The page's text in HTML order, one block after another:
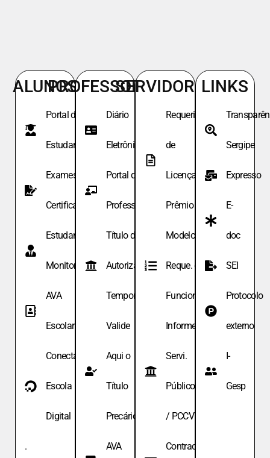
ALUNOS
Portal do
Estudante
Exames de
Certificação
Estudante
Monitor
AVA
Escolar
Conecta
Escola
Digital
.
PROFESSORES
Diário
Eletrônico
Portal do
Professor
Título de
Autoriza.
Temporária
Valide
Aqui o
Título
Precário
AVA
SERVIDORES
Requeri.
de
Licença
Prêmio
Modelo de
Reque. de
Funcionário
Informe
Servi.
Públicos
/ PCCV
Contracheque
LINKS
Sergipe
Expresso
E-
doc
SEI
Protocolo
externo
I-
Gesp